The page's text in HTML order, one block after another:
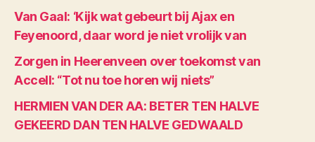
Van Gaal: ‘Kijk wat gebeurt bij Ajax en
Feyenoord, daar word je niet vrolijk van
Zorgen in Heerenveen over toekomst van
Accell: “Tot nu toe horen wij niets”
HERMIEN VAN DER AA: BETER TEN HALVE
GEKEERD DAN TEN HALVE GEDWAALD